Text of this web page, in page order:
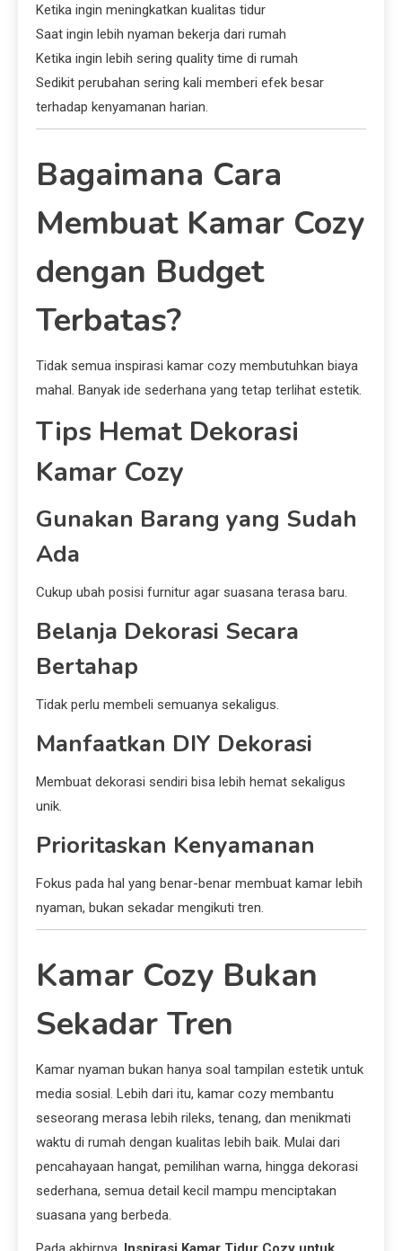
Ketika ingin meningkatkan kualitas tidur
Saat ingin lebih nyaman bekerja dari rumah
Ketika ingin lebih sering quality time di rumah
Sedikit perubahan sering kali memberi efek besar
terhadap kenyamanan harian.
Bagaimana Cara
Membuat Kamar Cozy
dengan Budget
Terbatas?
Tidak semua inspirasi kamar cozy membutuhkan biaya
mahal. Banyak ide sederhana yang tetap terlihat estetik.
Tips Hemat Dekorasi
Kamar Cozy
Gunakan Barang yang Sudah
Ada
Cukup ubah posisi furnitur agar suasana terasa baru.
Belanja Dekorasi Secara
Bertahap
Tidak perlu membeli semuanya sekaligus.
Manfaatkan DIY Dekorasi
Membuat dekorasi sendiri bisa lebih hemat sekaligus
unik.
Prioritaskan Kenyamanan
Fokus pada hal yang benar-benar membuat kamar lebih
nyaman, bukan sekadar mengikuti tren.
Kamar Cozy Bukan
Sekadar Tren
Kamar nyaman bukan hanya soal tampilan estetik untuk
media sosial. Lebih dari itu, kamar cozy membantu
seseorang merasa lebih rileks, tenang, dan menikmati
waktu di rumah dengan kualitas lebih baik. Mulai dari
pencahayaan hangat, pemilihan warna, hingga dekorasi
sederhana, semua detail kecil mampu menciptakan
suasana yang berbeda.